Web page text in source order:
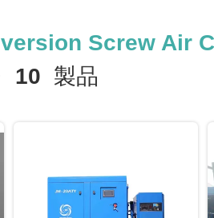
Screw Air
10 製品